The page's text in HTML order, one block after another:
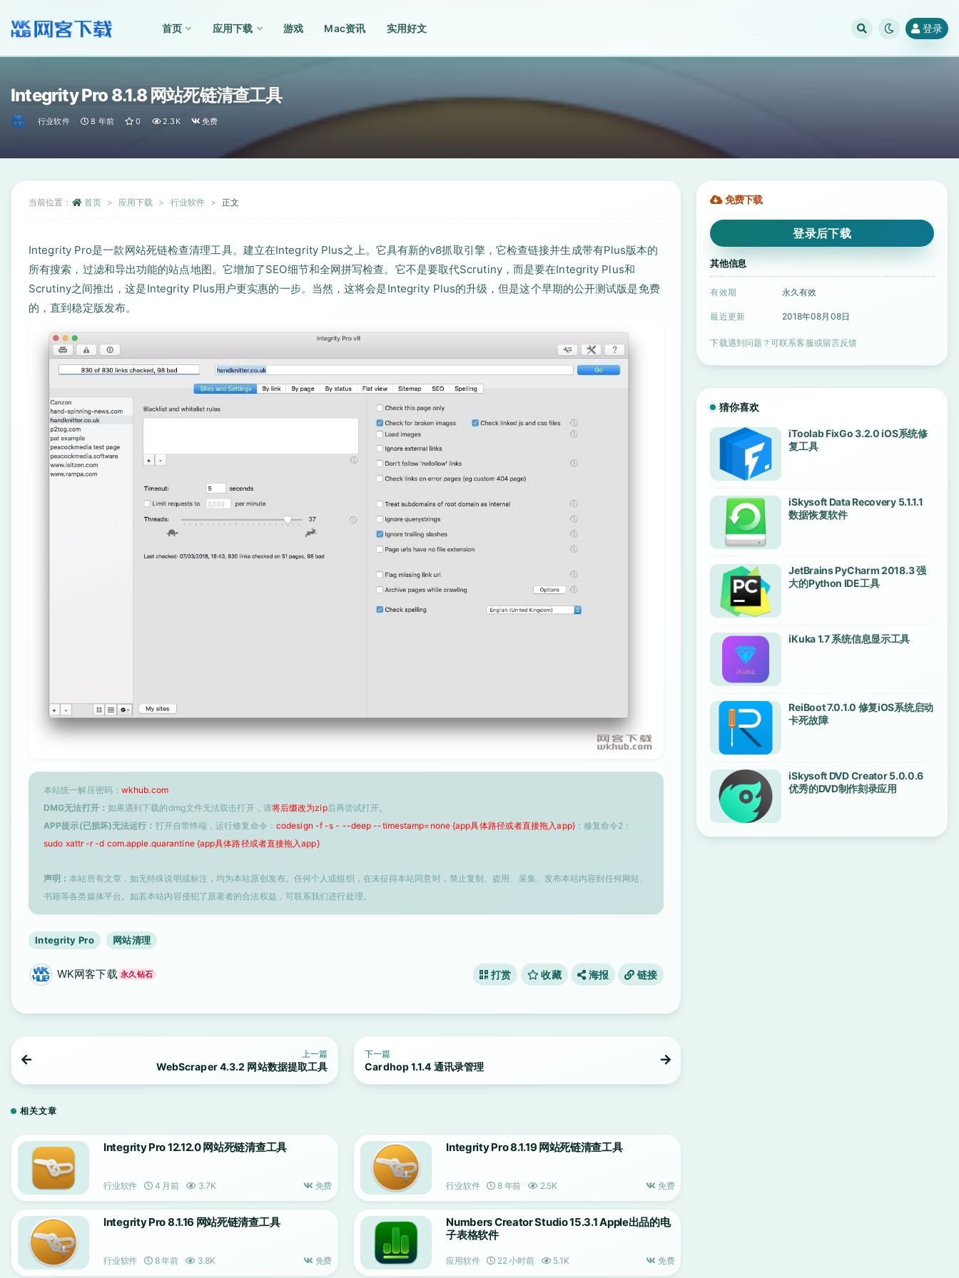
首页 应用下载 游戏 Mac资讯 实用好文 登录
Integrity Pro 8.1.8 网站死链清查工具
行业软件 8 年前 0 2.3K 免费
当前位置： 首页 应用下载 行业软件 正文
Integrity Pro是一款网站死链检查清理工具。建立在Integrity Plus之上。它具有新的v8抓取引擎，它检查链接并生成带有Plus版本的
所有搜索，过滤和导出功能的站点地图。它增加了SEO细节和全网拼写检查。它不是要取代Scrutiny，而是要在Integrity Plus和
Scrutiny之间推出，这是Integrity Plus用户更实惠的一步。当然，这将会是Integrity Plus的升级，但是这个早期的公开测试版是免费
的，直到稳定版发布。
本站统一解压密码： wkhub.com
DMG无法打开： 如果遇到下载的dmg文件无法双击打开，请将后缀改为zip后再尝试打开。
APP提示(已损坏)无法运行： 打开自带终端，运行修复命令： codesign -f -s - --deep --timestamp=none {app具体路径或者直接拖入app}；修复命令2：
sudo xattr -r -d com.apple.quarantine {app具体路径或者直接拖入app}
声明：本站所有文章，如无特殊说明或标注，均为本站原创发布。任何个人或组织，在未征得本站同意时，禁止复制、盗用、采集、发布本站内容到任何网站、
书籍等各类媒体平台。如若本站内容侵犯了原著者的合法权益，可联系我们进行处理。
Integrity Pro 网站清理
WK网客下载 永久钻石 打赏 收藏 海报 链接
上一篇
WebScraper 4.3.2 网站数据提取工具
下一篇
Cardhop 1.1.4 通讯录管理
相关文章
Integrity Pro 12.12.0 网站死链清查工具
行业软件 4 月前 3.7K 免费
Integrity Pro 8.1.19 网站死链清查工具
行业软件 8 年前 2.5K 免费
Integrity Pro 8.1.16 网站死链清查工具
行业软件 8 年前 3.8K 免费
Numbers Creator Studio 15.3.1 Apple出品的电
子表格软件
应用软件 22 小时前 5.1K 免费
免费下载
登录后下载
其他信息
有效期 永久有效
最近更新 2018年08月08日
下载遇到问题？可联系客服或留言反馈
猜你喜欢
iToolab FixGo 3.2.0 iOS系统修
复工具
iSkysoft Data Recovery 5.1.1.1
数据恢复软件
JetBrains PyCharm 2018.3 强
大的Python IDE工具
iKuka 1.7 系统信息显示工具
ReiBoot 7.0.1.0 修复iOS系统启动
卡死故障
iSkysoft DVD Creator 5.0.0.6
优秀的DVD制作刻录应用